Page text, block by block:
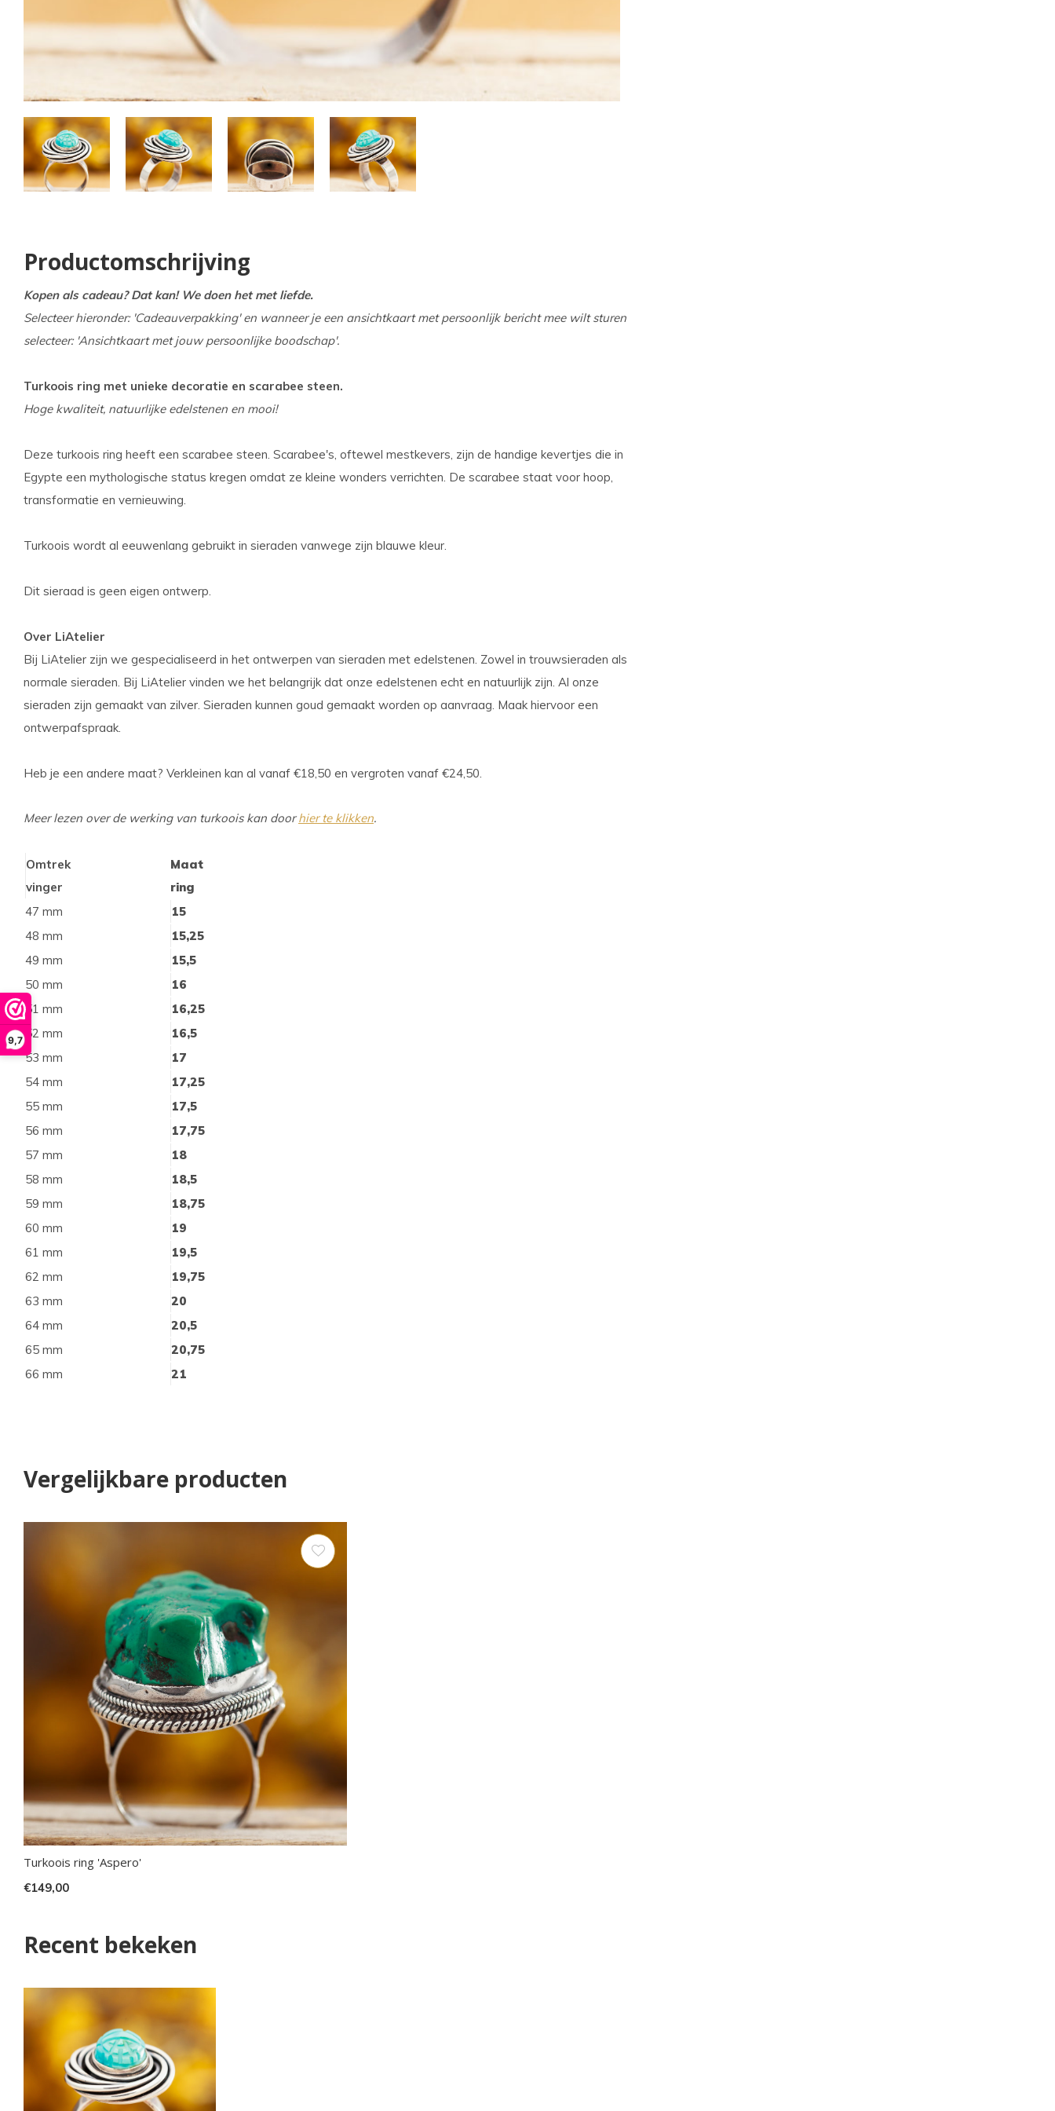
9,7
touch-
gebruiken.
Productomschrijving
Kopen als cadeau? Dat kan! We doen het met liefde.
Selecteer hieronder: 'Cadeauverpakking' en wanneer je een ansichtkaart met persoonlijk bericht mee wilt sturen
selecteer: 'Ansichtkaart met jouw persoonlijke boodschap'.
Turkoois ring met unieke decoratie en scarabee steen.
Hoge kwaliteit, natuurlijke edelstenen en mooi!
Deze turkoois ring heeft een scarabee steen. Scarabee's, oftewel mestkevers, zijn de handige kevertjes die in
Egypte een mythologische status kregen omdat ze kleine wonders verrichten. De scarabee staat voor hoop,
transformatie en vernieuwing.
Turkoois wordt al eeuwenlang gebruikt in sieraden vanwege zijn blauwe kleur.
Dit sieraad is geen eigen ontwerp.
Over LiAtelier
Bij LiAtelier zijn we gespecialiseerd in het ontwerpen van sieraden met edelstenen. Zowel in trouwsieraden als
normale sieraden. Bij LiAtelier vinden we het belangrijk dat onze edelstenen echt en natuurlijk zijn. Al onze
sieraden zijn gemaakt van zilver. Sieraden kunnen goud gemaakt worden op aanvraag. Maak hiervoor een
ontwerpafspraak.
Heb je een andere maat? Verkleinen kan al vanaf €18,50 en vergroten vanaf €24,50.
Meer lezen over de werking van turkoois kan doorhier te klikken.
Omtrek
vinger
Maat
ring
47 mm
15
48 mm
15,25
49 mm
15,5
50 mm
16
51 mm
16,25
52 mm
16,5
53 mm
17
54 mm
17,25
55 mm
17,5
56 mm
17,75
57 mm
18
58 mm
18,5
59 mm
18,75
60 mm
19
61 mm
19,5
62 mm
19,75
63 mm
20
64 mm
20,5
65 mm
20,75
66 mm
21
Vergelijkbare producten
Turkoois ring 'Aspero'
€149,00
Recent bekeken